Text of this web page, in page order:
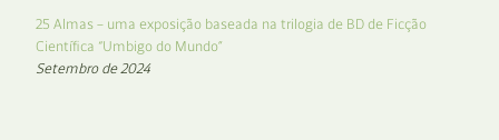
25 Almas – uma exposição baseada na trilogia de BD de Ficção
Científica “Umbigo do Mundo”
Setembro de 2024